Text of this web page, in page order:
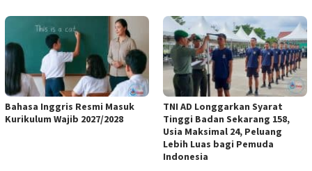
Bahasa Inggris Resmi Masuk
Kurikulum Wajib 2027/2028
TNI AD Longgarkan Syarat
Tinggi Badan Sekarang 158,
Usia Maksimal 24, Peluang
Lebih Luas bagi Pemuda
Indonesia